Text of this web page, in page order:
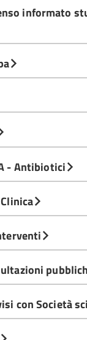
informato
- Antibiotici
con Società